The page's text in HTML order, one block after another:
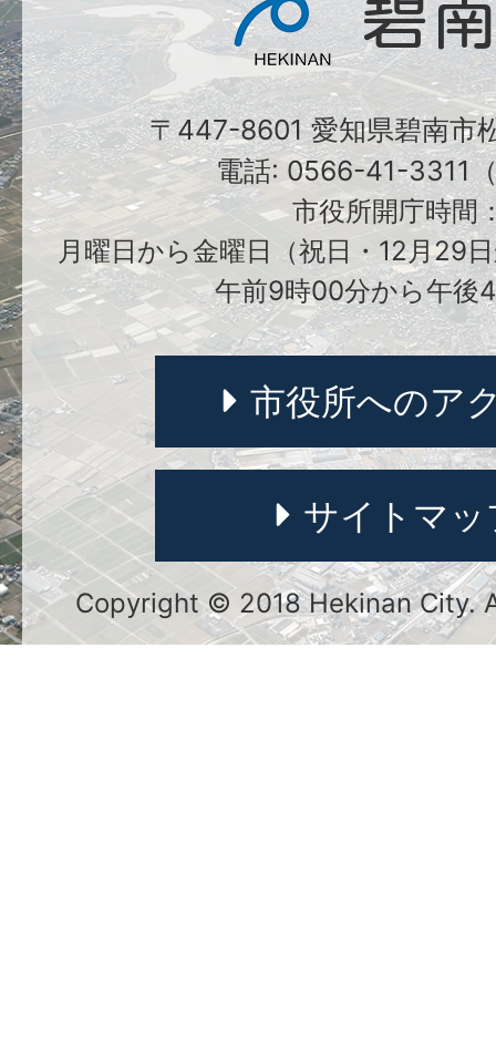
〒447-8601 愛知県碧南市
電話: 0566-41-3311
市役所開庁時間
月曜日から金曜日（祝日・12月29
午前9時00分から午後
市役所へのア
サイトマッ
Copyright © 2018 Hekinan City.